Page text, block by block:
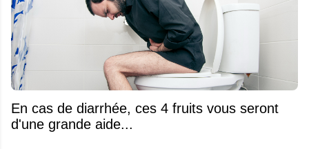
En cas de diarrhée, ces 4 fruits vous seront
d'une grande aide...